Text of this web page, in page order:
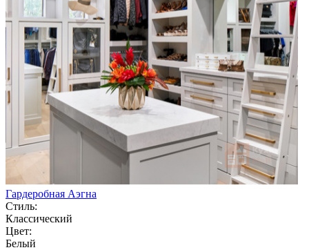
Гардеробная Аэгна
Стиль:
Классический
Цвет:
Белый